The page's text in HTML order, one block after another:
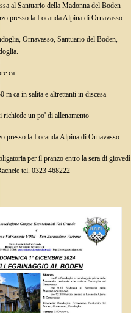
al Santuario della Madonna del Boden
presso la Locanda Alpina di Ornavasso
Ornavasso, Santuario del Boden,
ca.
m ca in salita e altrettanti in discesa
un po' di allenamento
presso la Locanda Alpina di Ornavasso.
per il pranzo entro la sera di giovedì
tel. 0323 468222